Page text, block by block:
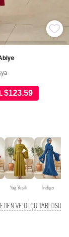
$123.59
Yağ Yeşili İndigo
VE ÖLÇÜ TABLOSU